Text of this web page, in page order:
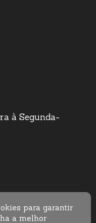
à Segunda-
para garantir
a melhor